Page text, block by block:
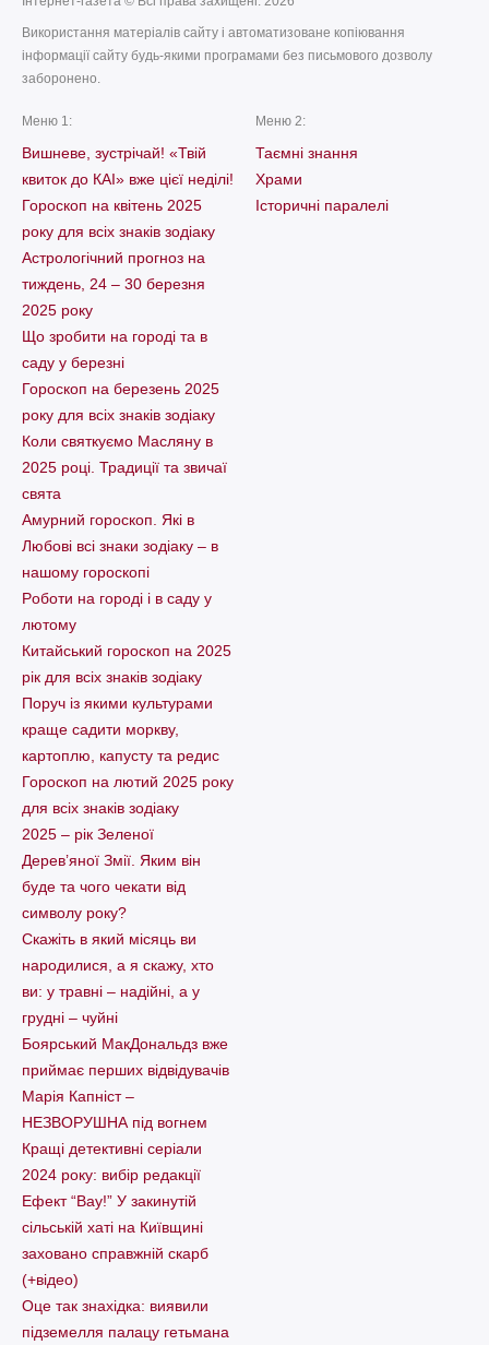
Використання матеріалів сайту і автоматизоване копіювання
інформації сайту будь-якими програмами без письмового дозволу
заборонено.
Меню 1:
Вишневе, зустрічай! «Твій
квиток до КАІ» вже цієї неділі!
Гороскоп на квітень 2025
року для всіх знаків зодіаку
Астрологічний прогноз на
тиждень, 24 – 30 березня
2025 року
Що зробити на городі та в
саду у березні
Гороскоп на березень 2025
року для всіх знаків зодіаку
Коли святкуємо Масляну в
2025 році. Традиції та звичаї
свята
Амурний гороскоп. Які в
Любові всі знаки зодіаку – в
нашому гороскопі
Pоботи на городі і в саду у
лютому
Китайський гороскоп на 2025
рік для всіх знаків зодіаку
Поруч із якими культурами
краще садити моркву,
картоплю, капусту та редис
Гороскоп на лютий 2025 року
для всіх знаків зодіаку
2025 – рік Зеленої
Дерев’яної Змії. Яким він
буде та чого чекати від
символу року?
Скажіть в який місяць ви
народилися, а я скажу, хто
ви: у травні – надійні, а у
грудні – чуйні
Боярський МакДональдз вже
приймає перших відвідувачів
Марія Капніст –
НЕЗВОРУШНА під вогнем
Кращі детективні серіали
2024 року: вибір редакції
Ефект “Вау!” У закинутій
сільській хаті на Київщині
заховано справжній скарб
(+відео)
Оце так знахідка: виявили
підземелля палацу гетьмана
Меню 2:
Таємні знання
Храми
Історичні паралелі